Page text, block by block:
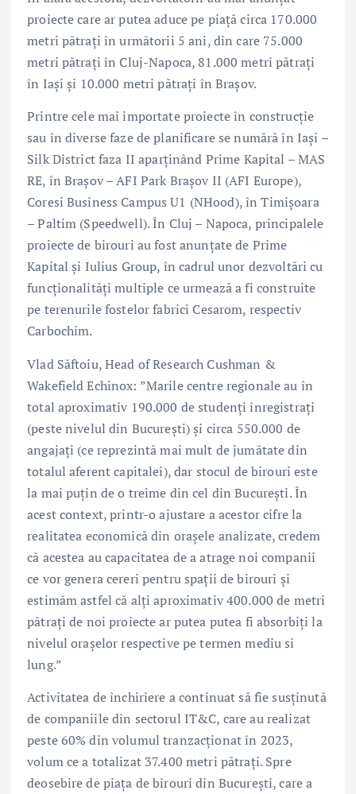
proiecte care ar putea aduce pe piață circa 170.000
metri pătrați în următorii 5 ani, din care 75.000
metri pătrați în Cluj-Napoca, 81.000 metri pătrați
în Iași și 10.000 metri pătrați în Brașov.
Printre cele mai importate proiecte în construcție
sau în diverse faze de planificare se numără în Iași –
Silk District faza II aparținând Prime Kapital – MAS
RE, în Brașov – AFI Park Brașov II (AFI Europe),
Coresi Business Campus U1 (NHood), în Timișoara
– Paltim (Speedwell). În Cluj – Napoca, principalele
proiecte de birouri au fost anunțate de Prime
Kapital și Iulius Group, în cadrul unor dezvoltări cu
funcționalități multiple ce urmează a fi construite
pe terenurile fostelor fabrici Cesarom, respectiv
Carbochim.
Vlad Săftoiu, Head of Research Cushman &
Wakefield Echinox: ”Marile centre regionale au în
total aproximativ 190.000 de studenți înregistrați
(peste nivelul din București) și circa 550.000 de
angajați (ce reprezintă mai mult de jumătate din
totalul aferent capitalei), dar stocul de birouri este
la mai puțin de o treime din cel din București. În
acest context, printr-o ajustare a acestor cifre la
realitatea economică din orașele analizate, credem
că acestea au capacitatea de a atrage noi companii
ce vor genera cereri pentru spații de birouri și
estimăm astfel că alți aproximativ 400.000 de metri
pătrați de noi proiecte ar putea putea fi absorbiți la
nivelul orașelor respective pe termen mediu si
lung.”
Activitatea de închiriere a continuat să fie susținută
de companiile din sectorul IT&C, care au realizat
peste 60% din volumul tranzacționat în 2023,
volum ce a totalizat 37.400 metri pătrați. Spre
deosebire de piața de birouri din București, care a